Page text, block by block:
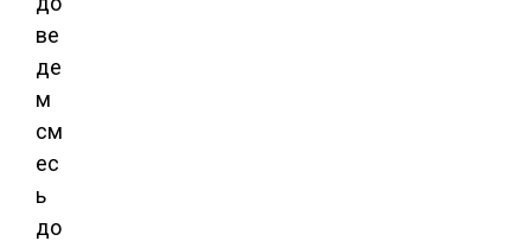
ве
де
м
см
ес
ь
до